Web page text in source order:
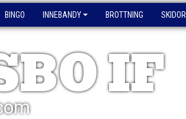
BINGO INNEBANDY BROTTNING SKIDOR
IF